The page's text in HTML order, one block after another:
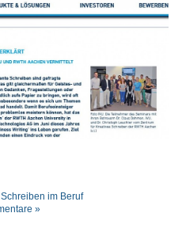
Schreiben im Beruf
»